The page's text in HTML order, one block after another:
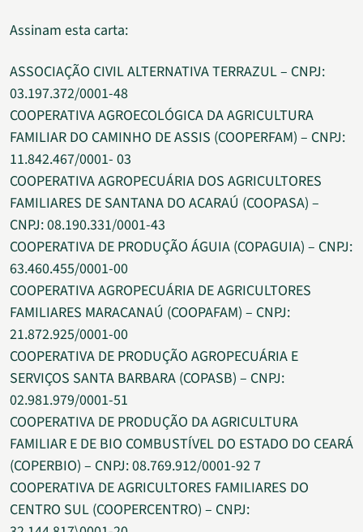
Assinam esta carta:
ASSOCIAÇÃO CIVIL ALTERNATIVA TERRAZUL – CNPJ:
03.197.372/0001-48
COOPERATIVA AGROECOLÓGICA DA AGRICULTURA
FAMILIAR DO CAMINHO DE ASSIS (COOPERFAM) – CNPJ:
11.842.467/0001- 03
COOPERATIVA AGROPECUÁRIA DOS AGRICULTORES
FAMILIARES DE SANTANA DO ACARAÚ (COOPASA) –
CNPJ: 08.190.331/0001-43
COOPERATIVA DE PRODUÇÃO ÁGUIA (COPAGUIA) – CNPJ:
63.460.455/0001-00
COOPERATIVA AGROPECUÁRIA DE AGRICULTORES
FAMILIARES MARACANAÚ (COOPAFAM) – CNPJ:
21.872.925/0001-00
COOPERATIVA DE PRODUÇÃO AGROPECUÁRIA E
SERVIÇOS SANTA BARBARA (COPASB) – CNPJ:
02.981.979/0001-51
COOPERATIVA DE PRODUÇÃO DA AGRICULTURA
FAMILIAR E DE BIO COMBUSTÍVEL DO ESTADO DO CEARÁ
(COPERBIO) – CNPJ: 08.769.912/0001-92 7
COOPERATIVA DE AGRICULTORES FAMILIARES DO
CENTRO SUL (COOPERCENTRO) – CNPJ: